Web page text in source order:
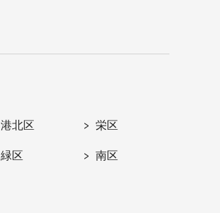
港北区 栄区
緑区 南区